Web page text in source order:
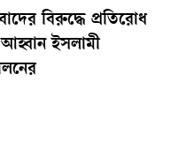
বিরুদ্ধে প্রতিরোধ
ইসলামী